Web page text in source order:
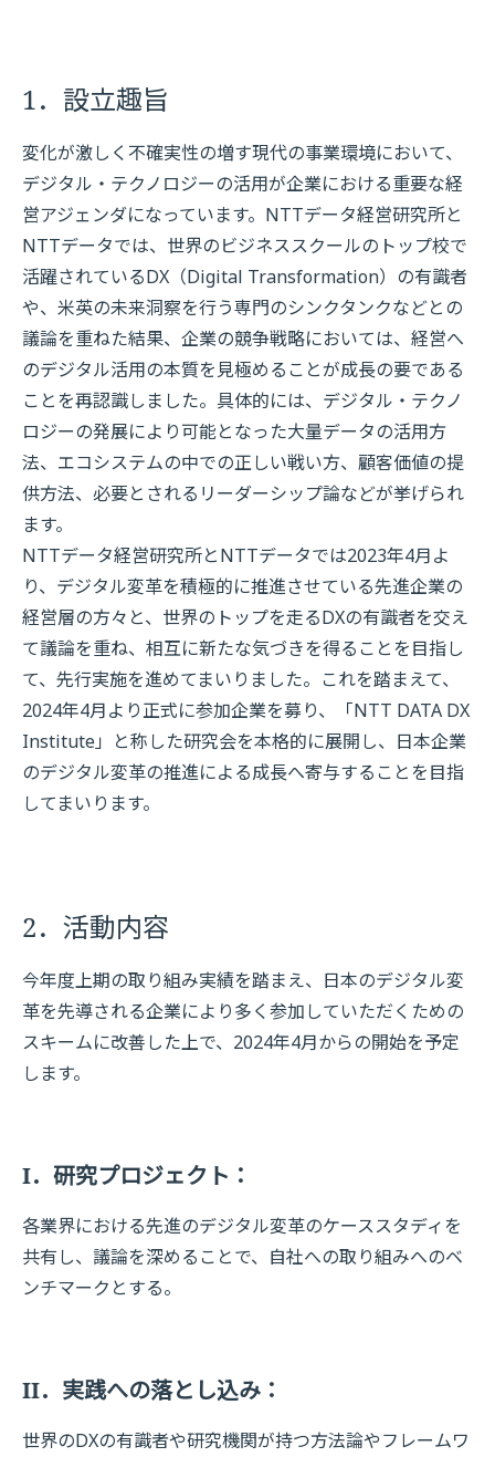
1．設立趣旨
変化が激しく不確実性の増す現代の事業環境において、
デジタル・テクノロジーの活用が企業における重要な経
営アジェンダになっています。NTTデータ経営研究所と
NTTデータでは、世界のビジネススクールのトップ校で
活躍されているDX（Digital Transformation）の有識者
や、米英の未来洞察を行う専門のシンクタンクなどとの
議論を重ねた結果、企業の競争戦略においては、経営へ
のデジタル活用の本質を見極めることが成長の要である
ことを再認識しました。具体的には、デジタル・テクノ
ロジーの発展により可能となった大量データの活用方
法、エコシステムの中での正しい戦い方、顧客価値の提
供方法、必要とされるリーダーシップ論などが挙げられ
ます。
NTTデータ経営研究所とNTTデータでは2023年4月よ
り、デジタル変革を積極的に推進させている先進企業の
経営層の方々と、世界のトップを走るDXの有識者を交え
て議論を重ね、相互に新たな気づきを得ることを目指し
て、先行実施を進めてまいりました。これを踏まえて、
2024年4月より正式に参加企業を募り、「NTT DATA DX
Institute」と称した研究会を本格的に展開し、日本企業
のデジタル変革の推進による成長へ寄与することを目指
してまいります。
2．活動内容
今年度上期の取り組み実績を踏まえ、日本のデジタル変
革を先導される企業により多く参加していただくための
スキームに改善した上で、2024年4月からの開始を予定
します。
I．研究プロジェクト：
各業界における先進のデジタル変革のケーススタディを
共有し、議論を深めることで、自社への取り組みへのベ
ンチマークとする。
II．実践への落とし込み：
世界のDXの有識者や研究機関が持つ方法論やフレームワ